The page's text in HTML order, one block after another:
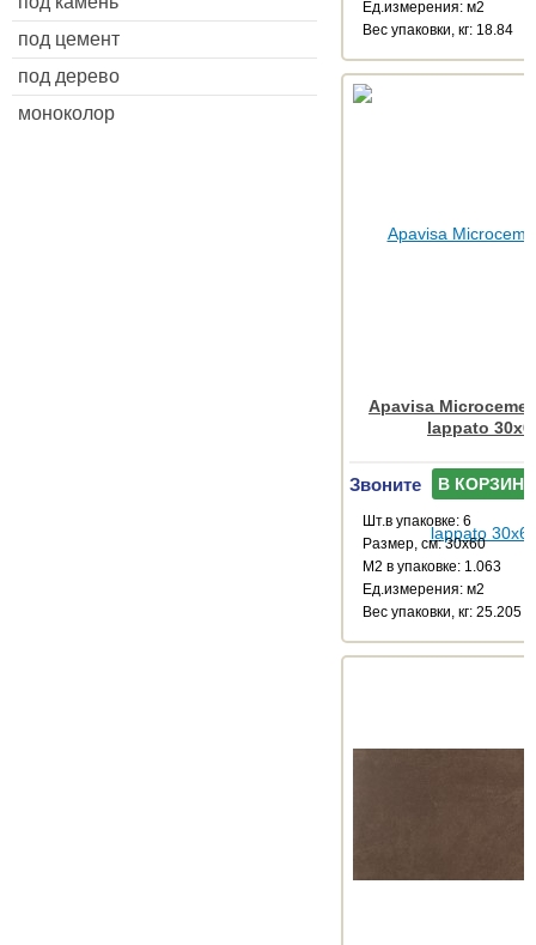
под цемент
под дерево
моноколор
Ед.измерения: м2
Веc упаковки, кг: 18.84
Apavisa
lappato
Звоните В КОРЗИНУ
Шт.в упаковке: 6
Размер, см: 30x60
М2 в упаковке: 1.063
Ед.измерения: м2
Веc упаковки, кг: 25.205